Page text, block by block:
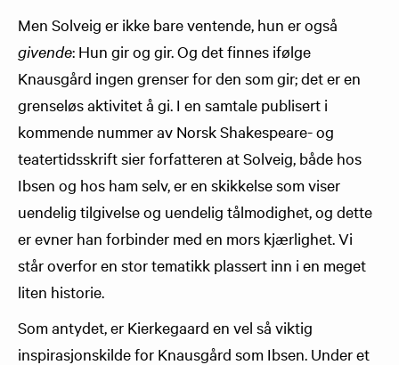
Men Solveig er ikke bare ventende, hun er også
givende: Hun gir og gir. Og det finnes ifølge
Knausgård ingen grenser for den som gir; det er en
grenseløs aktivitet å gi. I en samtale publisert i
kommende nummer av Norsk Shakespeare- og
teatertidsskrift sier forfatteren at Solveig, både hos
Ibsen og hos ham selv, er en skikkelse som viser
uendelig tilgivelse og uendelig tålmodighet, og dette
er evner han forbinder med en mors kjærlighet. Vi
står overfor en stor tematikk plassert inn i en meget
liten historie.
Som antydet, er Kierkegaard en vel så viktig
inspirasjonskilde for Knausgård som Ibsen. Under et